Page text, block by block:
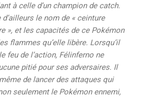
à celle d’un champion de catch.
le nom de « ceinture
», et les capacités de ce Pokémon
flammes qu’elle libère. Lorsqu’il
feu de l’action, Félinferno ne
pitié pour ses adversaires. Il
de lancer des attaques qui
seulement le Pokémon ennemi,